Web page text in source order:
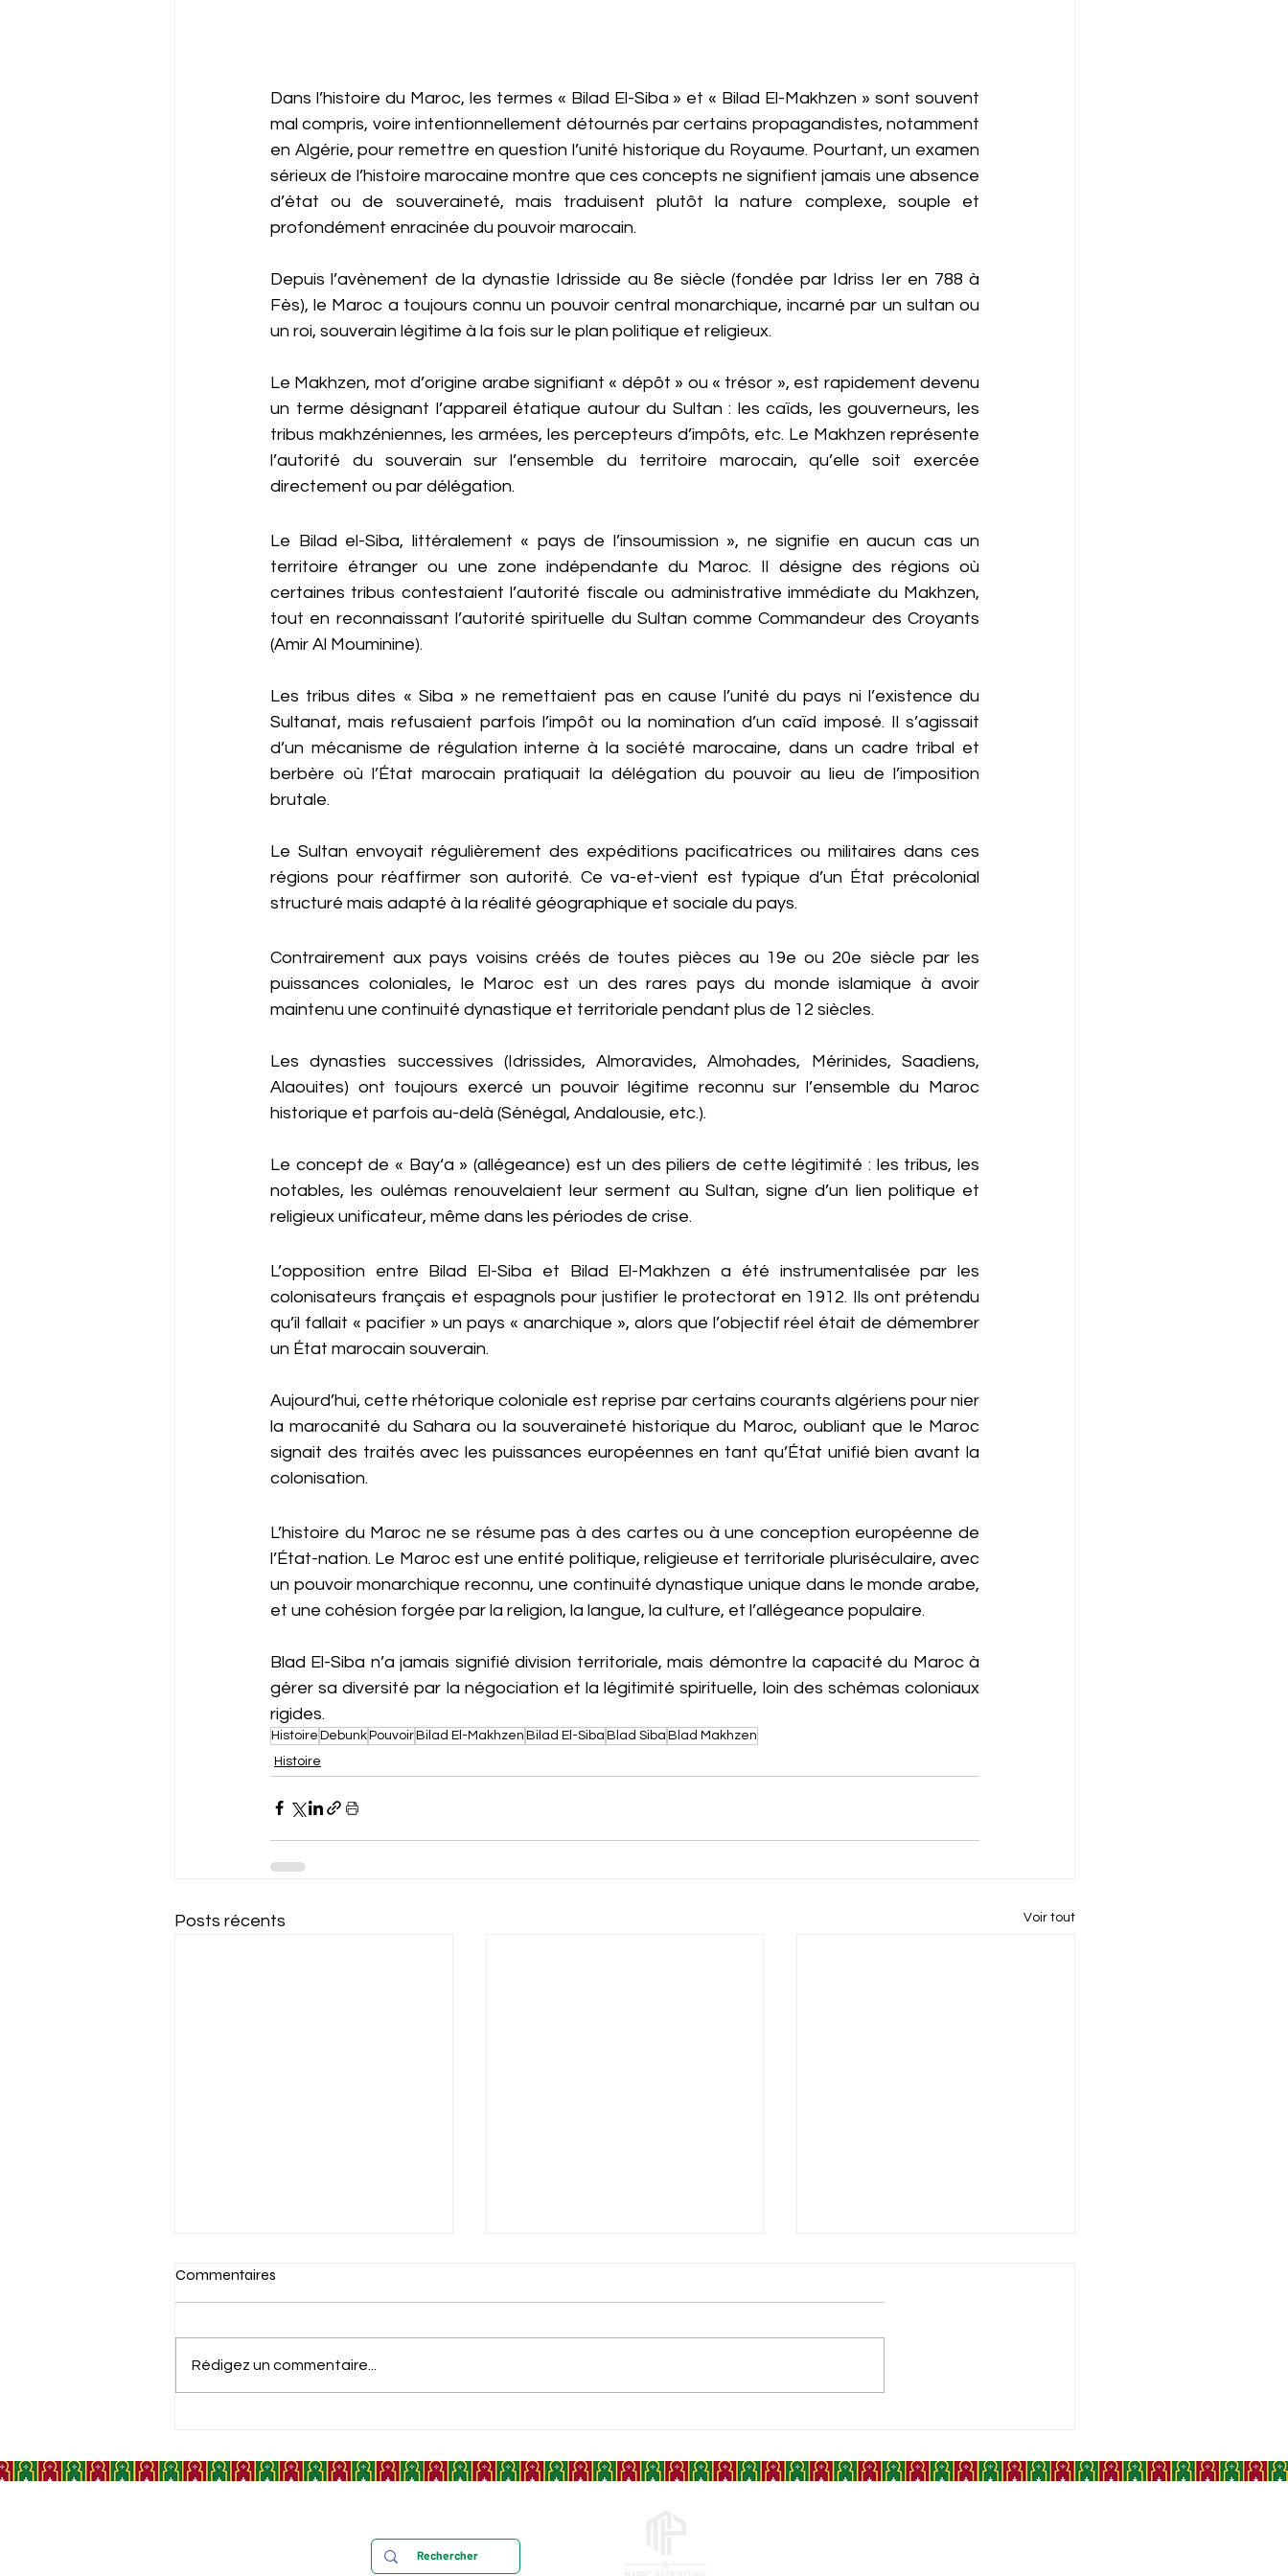
Dans l’histoire du Maroc, les termes « Bilad El-Siba » et « Bilad El-Makhzen » sont souvent
mal compris, voire intentionnellement détournés par certains propagandistes, notamment
en Algérie, pour remettre en question l’unité historique du Royaume. Pourtant, un examen
sérieux de l’histoire marocaine montre que ces concepts ne signifient jamais une absence
d’état ou de souveraineté, mais traduisent plutôt la nature complexe, souple et
profondément enracinée du pouvoir marocain.
Depuis l’avènement de la dynastie Idrisside au 8e siècle (fondée par Idriss Ier en 788 à
Fès), le Maroc a toujours connu un pouvoir central monarchique, incarné par un sultan ou
un roi, souverain légitime à la fois sur le plan politique et religieux.
Le Makhzen, mot d’origine arabe signifiant « dépôt » ou « trésor », est rapidement devenu
un terme désignant l’appareil étatique autour du Sultan : les caïds, les gouverneurs, les
tribus makhzéniennes, les armées, les percepteurs d’impôts, etc. Le Makhzen représente
l’autorité du souverain sur l’ensemble du territoire marocain, qu’elle soit exercée
directement ou par délégation.
Le Bilad el-Siba, littéralement « pays de l’insoumission », ne signifie en aucun cas un
territoire étranger ou une zone indépendante du Maroc. Il désigne des régions où
certaines tribus contestaient l’autorité fiscale ou administrative immédiate du Makhzen,
tout en reconnaissant l’autorité spirituelle du Sultan comme Commandeur des Croyants
(Amir Al Mouminine).
Les tribus dites « Siba » ne remettaient pas en cause l’unité du pays ni l’existence du
Sultanat, mais refusaient parfois l’impôt ou la nomination d’un caïd imposé. Il s’agissait
d’un mécanisme de régulation interne à la société marocaine, dans un cadre tribal et
berbère où l’État marocain pratiquait la délégation du pouvoir au lieu de l’imposition
brutale.
Le Sultan envoyait régulièrement des expéditions pacificatrices ou militaires dans ces
régions pour réaffirmer son autorité. Ce va-et-vient est typique d’un État précolonial
structuré mais adapté à la réalité géographique et sociale du pays.
Contrairement aux pays voisins créés de toutes pièces au 19e ou 20e siècle par les
puissances coloniales, le Maroc est un des rares pays du monde islamique à avoir
maintenu une continuité dynastique et territoriale pendant plus de 12 siècles.
Les dynasties successives (Idrissides, Almoravides, Almohades, Mérinides, Saadiens,
Alaouites) ont toujours exercé un pouvoir légitime reconnu sur l’ensemble du Maroc
historique et parfois au-delà (Sénégal, Andalousie, etc.).
Le concept de « Bay‘a » (allégeance) est un des piliers de cette légitimité : les tribus, les
notables, les oulémas renouvelaient leur serment au Sultan, signe d’un lien politique et
religieux unificateur, même dans les périodes de crise.
L’opposition entre Bilad El-Siba et Bilad El-Makhzen a été instrumentalisée par les
colonisateurs français et espagnols pour justifier le protectorat en 1912. Ils ont prétendu
qu’il fallait « pacifier » un pays « anarchique », alors que l’objectif réel était de démembrer
un État marocain souverain.
Aujourd’hui, cette rhétorique coloniale est reprise par certains courants algériens pour nier
la marocanité du Sahara ou la souveraineté historique du Maroc, oubliant que le Maroc
signait des traités avec les puissances européennes en tant qu’État unifié bien avant la
colonisation.
L’histoire du Maroc ne se résume pas à des cartes ou à une conception européenne de
l’État-nation. Le Maroc est une entité politique, religieuse et territoriale pluriséculaire, avec
un pouvoir monarchique reconnu, une continuité dynastique unique dans le monde arabe,
et une cohésion forgée par la religion, la langue, la culture, et l’allégeance populaire.
Blad El-Siba n’a jamais signifié division territoriale, mais démontre la capacité du Maroc à
gérer sa diversité par la négociation et la légitimité spirituelle, loin des schémas coloniaux
rigides.
Histoire Debunk Pouvoir Bilad El-Makhzen Bilad El-Siba Blad Siba Blad Makhzen
Histoire
Posts récents Voir tout
SAHARA
SAHARA MAROCAIN SE
LEVAIT DÉFENDRE SON
ACCUEILLAIT LE DESTIN DU
MONDE LIBRE ET POSAIT
Commentaires
Rédigez un commentaire...